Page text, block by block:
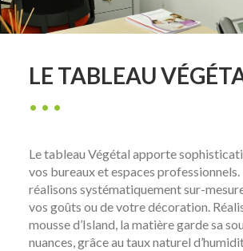
LE TABLEAU
Le tableau Végétal apporte
vos bureaux et espaces
réalisons systématiquement sur-
vos goûts ou de votre décoration.
mousse d’Island, la matière garde sa
nuances, grâce au taux naturel